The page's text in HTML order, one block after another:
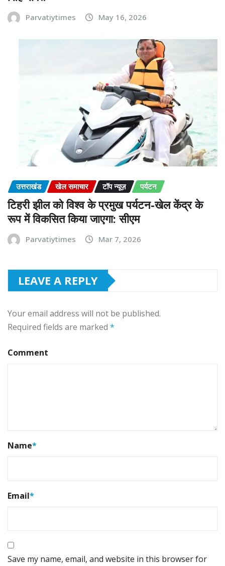
Parvatiytimes May 16, 2026
उत्तराखंड खेल समाचार टॉप न्यूज़ पर्यटन
टिहरी झील को विश्व के प्रमुख पर्यटन-खेल केंद्र के
रूप में विकसित किया जाएगा: सीएम
Parvatiytimes Mar 7, 2026
LEAVE A REPLY
Your email address will not be published.
Required fields are marked *
Comment
Name*
Email*
Save my name, email, and website in this browser for